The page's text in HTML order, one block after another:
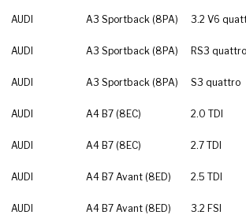
AUDI A3 Sportback (8PA) 3.2 V6
AUDI
A3 Sportback (8PA) RS3 quattro
AUDI
A3 Sportback (8PA) S3 quattro
AUDI
A4 B7 (8EC) 2.0 TDI
AUDI
A4 B7 (8EC) 2.7 TDI
AUDI
A4 B7 Avant (8ED) 2.5 TDI
AUDI
A4 B7 Avant (8ED) 3.2 FSI